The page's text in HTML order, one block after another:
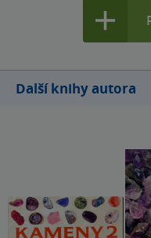
Další knihy autora